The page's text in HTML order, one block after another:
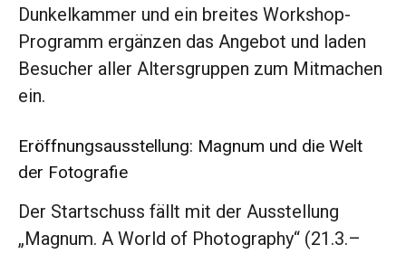
Dunkelkammer und ein breites Workshop-
Programm ergänzen das Angebot und laden
Besucher aller Altersgruppen zum Mitmachen
ein.
Eröffnungsausstellung: Magnum und die Welt
der Fotografie
Der Startschuss fällt mit der Ausstellung
„Magnum. A World of Photography“ (21.3.–